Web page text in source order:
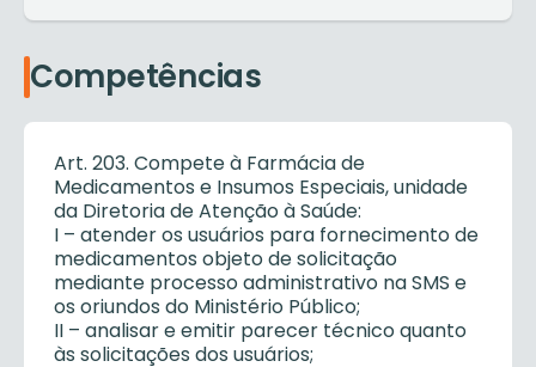
Competências
Art. 203. Compete à Farmácia de
Medicamentos e Insumos Especiais, unidade
da Diretoria de Atenção à Saúde:
I – atender os usuários para fornecimento de
medicamentos objeto de solicitação
mediante processo administrativo na SMS e
os oriundos do Ministério Público;
II – analisar e emitir parecer técnico quanto
às solicitações dos usuários;